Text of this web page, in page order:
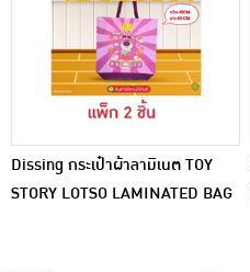
Dissing กระเป๋าผ้าลามิเนต TOY
STORY LOTSO LAMINATED BAG